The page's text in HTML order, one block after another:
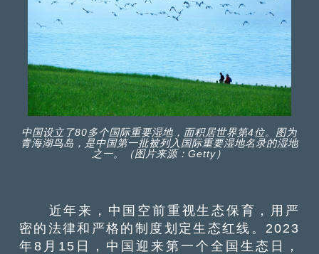
中国设立了80多个国际重要湿地，面积居世界第4位。图为
青海湖鸟岛，是中国第一批被列入国际重要湿地名录的湿地
之一。（图片来源：Getty）
近年来，中国空前重视生态保育，用严
密的法律和严格的制度划定生态红线。2023
年8月15日，中国迎来第一个全国生态日，